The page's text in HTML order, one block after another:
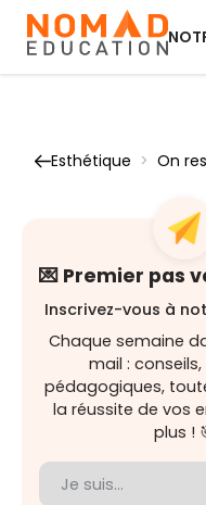
Esthétique > On
💌 Premier pas
Inscrivez-vous à
Chaque semaine
mail :
pédagogiques,
la réussite de vos
plus !